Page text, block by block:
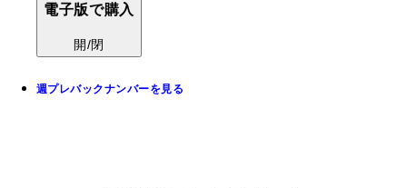
電子版で購入
開/閉
週プレバックナンバーを見る